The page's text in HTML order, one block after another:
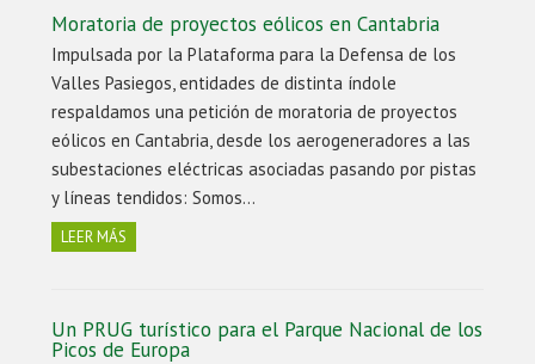
Moratoria de proyectos eólicos en Cantabria
Impulsada por la Plataforma para la Defensa de los
Valles Pasiegos, entidades de distinta índole
respaldamos una petición de moratoria de proyectos
eólicos en Cantabria, desde los aerogeneradores a las
subestaciones eléctricas asociadas pasando por pistas
y líneas tendidos: Somos…
LEER MÁS
Un PRUG turístico para el Parque Nacional de los
Picos de Europa